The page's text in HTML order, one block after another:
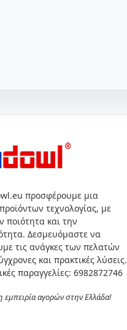
προσφέρουμε μια
τεχνολογίας, με
ποιότητα και την
Δεσμευόμαστε να
τις ανάγκες των πελατών
και πρακτικές λύσεις.
παραγγελίες: 6982872746
εμπειρία αγορών στην Ελλάδα!